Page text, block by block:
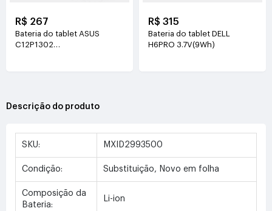
R$ 267
Bateria do tablet ASUS
C12P1302
R$ 315
Bateria do tablet DELL
H6PRO 3.7V(9Wh)
Descrição do produto
SKU: MXID2993500
Condição: Substituição, Novo em folha
Composição da
Bateria:
Li-ion